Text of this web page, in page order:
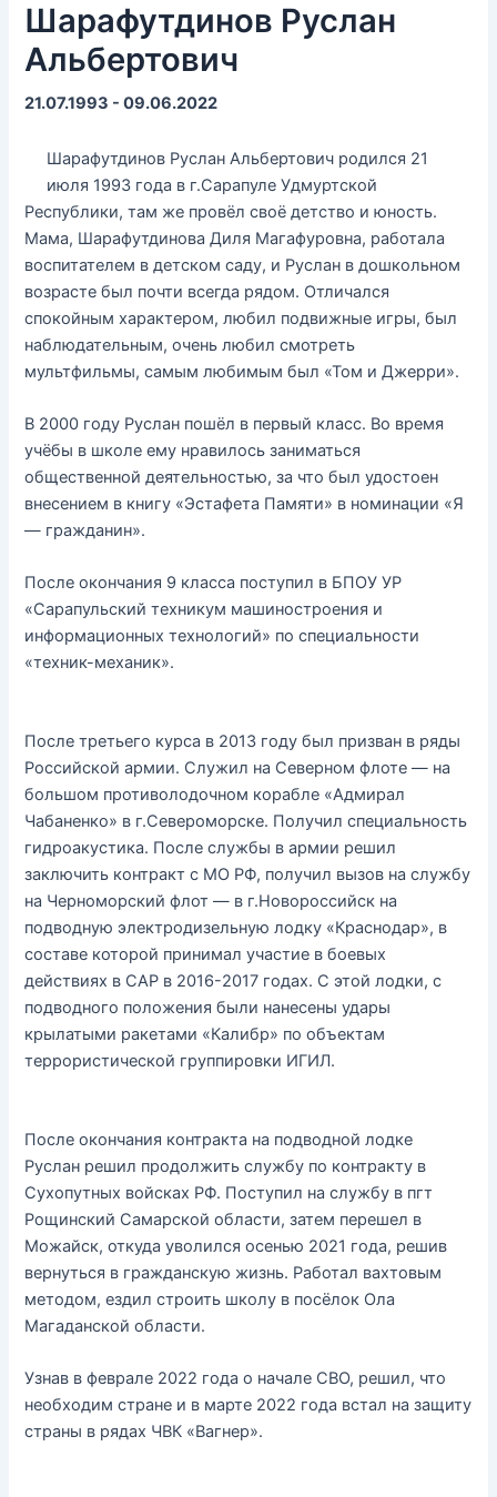
Шарафутдинов Руслан
Альбертович
21.07.1993 - 09.06.2022
Шарафутдинов Руслан Альбертович родился 21
июля 1993 года в г.Сарапуле Удмуртской
Республики, там же провёл своё детство и юность.
Мама, Шарафутдинова Диля Магафуровна, работала
воспитателем в детском саду, и Руслан в дошкольном
возрасте был почти всегда рядом. Отличался
спокойным характером, любил подвижные игры, был
наблюдательным, очень любил смотреть
мультфильмы, самым любимым был «Том и Джерри».
В 2000 году Руслан пошёл в первый класс. Во время
учёбы в школе ему нравилось заниматься
общественной деятельностью, за что был удостоен
внесением в книгу «Эстафета Памяти» в номинации «Я
— гражданин».
После окончания 9 класса поступил в БПОУ УР
«Сарапульский техникум машиностроения и
информационных технологий» по специальности
«техник-механик».
После третьего курса в 2013 году был призван в ряды
Российской армии. Служил на Северном флоте — на
большом противолодочном корабле «Адмирал
Чабаненко» в г.Североморске. Получил специальность
гидроакустика. После службы в армии решил
заключить контракт с МО РФ, получил вызов на службу
на Черноморский флот — в г.Новороссийск на
подводную электродизельную лодку «Краснодар», в
составе которой принимал участие в боевых
действиях в САР в 2016-2017 годах. С этой лодки, с
подводного положения были нанесены удары
крылатыми ракетами «Калибр» по объектам
террористической группировки ИГИЛ.
После окончания контракта на подводной лодке
Руслан решил продолжить службу по контракту в
Сухопутных войсках РФ. Поступил на службу в пгт
Рощинский Самарской области, затем перешел в
Можайск, откуда уволился осенью 2021 года, решив
вернуться в гражданскую жизнь. Работал вахтовым
методом, ездил строить школу в посёлок Ола
Магаданской области.
Узнав в феврале 2022 года о начале СВО, решил, что
необходим стране и в марте 2022 года встал на защиту
страны в рядах ЧВК «Вагнер».